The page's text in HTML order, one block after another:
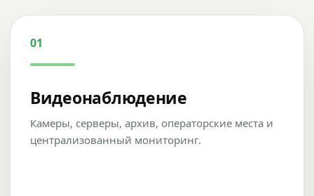
01
Видеонаблюдение
Камеры, серверы, архив, операторские места и
централизованный мониторинг.